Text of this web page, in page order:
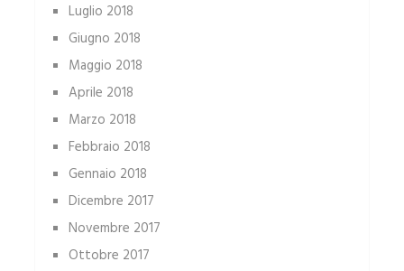
Luglio 2018
Giugno 2018
Maggio 2018
Aprile 2018
Marzo 2018
Febbraio 2018
Gennaio 2018
Dicembre 2017
Novembre 2017
Ottobre 2017